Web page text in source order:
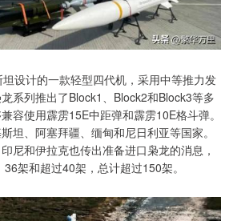
设计的一款轻型四代机，采用中等推力发
系列推出了Block1、Block2和Block3等多
容使用霹雳15E中距弹和霹雳10E格斗弹。
坦、阿塞拜疆、缅甸和尼日利亚等国家。
尼和伊拉克也传出准备进口枭龙的消息，
架和超过40架，总计超过150架。